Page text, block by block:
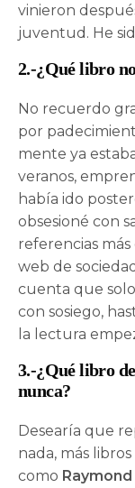
vinieron
juventud. He
2.-¿Qué libro
No recuerdo
por
mente ya
veranos,
había ido
obsesioné con
referencias
web de
cuenta que
con sosiego,
la lectura
3.-¿Qué libro
nunca?
Desearía que
nada, más
como